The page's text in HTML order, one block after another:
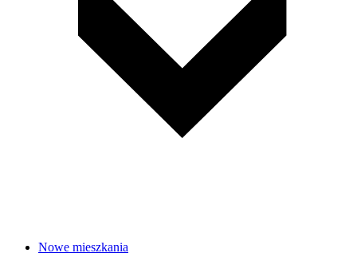
Nowe mieszkania